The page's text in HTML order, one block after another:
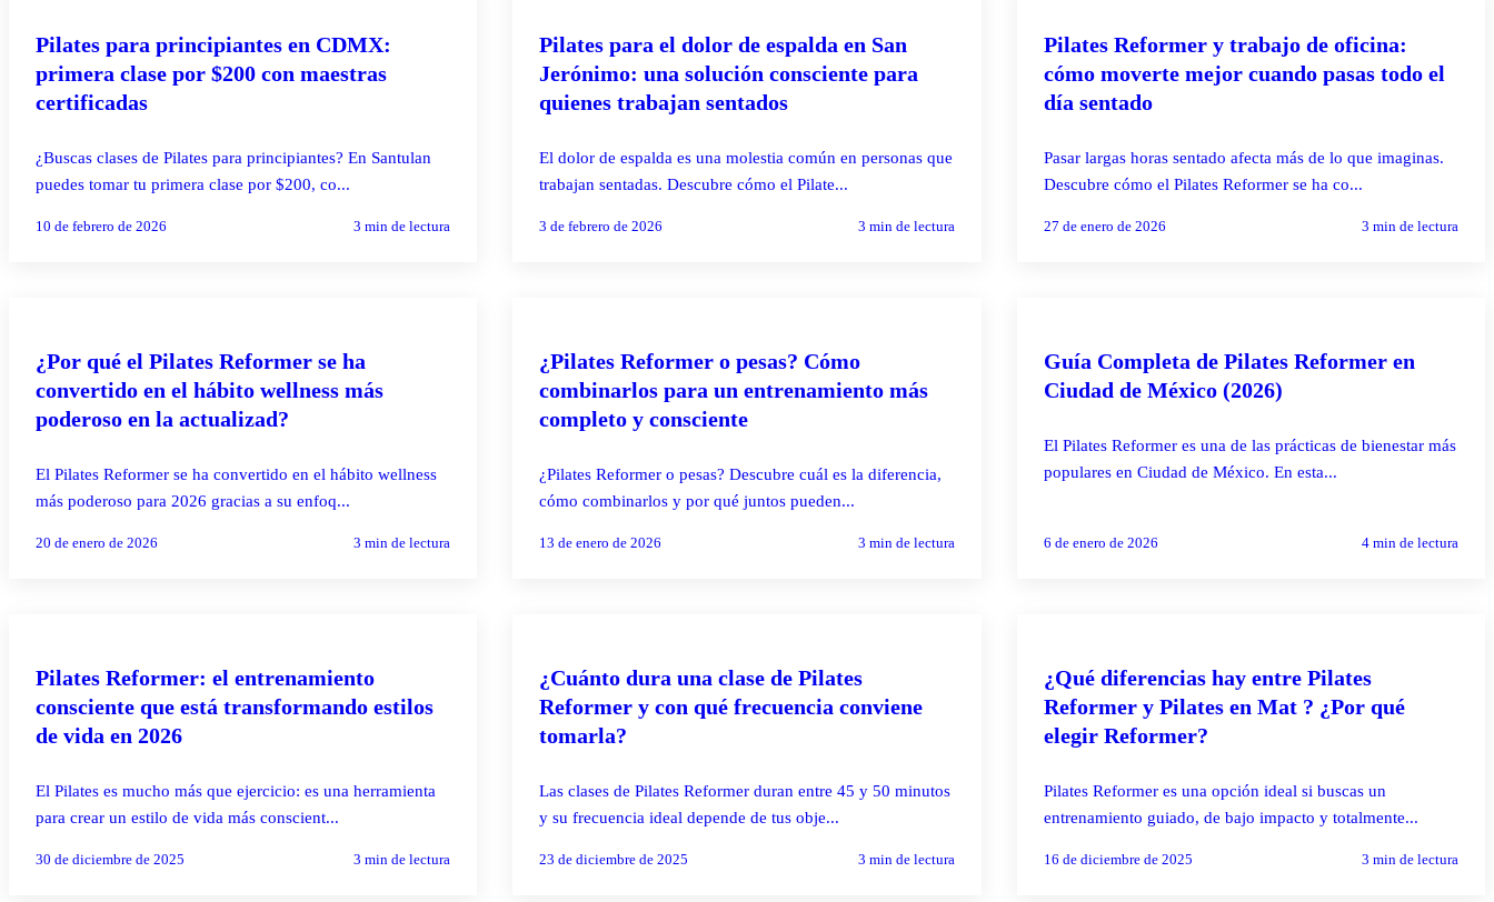
Pilates para principiantes en CDMX:
primera clase por $200 con maestras
certificadas
¿Buscas clases de Pilates para principiantes? En Santulan
puedes tomar tu primera clase por $200, co...
10 de febrero de 2026 3 min de lectura
Pilates para el dolor de espalda en San
Jerónimo: una solución consciente para
quienes trabajan sentados
El dolor de espalda es una molestia común en personas que
trabajan sentadas. Descubre cómo el Pilate...
3 de febrero de 2026 3 min de lectura
Pilates Reformer y trabajo de oficina:
cómo moverte mejor cuando pasas todo el
día sentado
Pasar largas horas sentado afecta más de lo que imaginas.
Descubre cómo el Pilates Reformer se ha co...
27 de enero de 2026 3 min de lectura
¿Por qué el Pilates Reformer se ha
convertido en el hábito wellness más
poderoso en la actualizad?
El Pilates Reformer se ha convertido en el hábito wellness
más poderoso para 2026 gracias a su enfoq...
20 de enero de 2026 3 min de lectura
¿Pilates Reformer o pesas? Cómo
combinarlos para un entrenamiento más
completo y consciente
¿Pilates Reformer o pesas? Descubre cuál es la diferencia,
cómo combinarlos y por qué juntos pueden...
13 de enero de 2026 3 min de lectura
Guía Completa de Pilates Reformer en
Ciudad de México (2026)
El Pilates Reformer es una de las prácticas de bienestar más
populares en Ciudad de México. En esta...
6 de enero de 2026 4min de lectura
Pilates Reformer: el entrenamiento
consciente que está transformando estilos
de vida en 2026
El Pilates es mucho más que ejercicio: es una herramienta
para crear un estilo de vida más conscient...
30 de diciembre de 2025 3 min de lectura
¿Cuánto dura una clase de Pilates
Reformer y con qué frecuencia conviene
tomarla?
Las clases de Pilates Reformer duran entre 45 y 50 minutos
y su frecuencia ideal depende de tus obje...
23 de diciembre de 2025 3 min de lectura
¿Qué diferencias hay entre Pilates
Reformer y Pilates en Mat ? ¿Por qué
elegir Reformer?
Pilates Reformer es una opción ideal si buscas un
entrenamiento guiado, de bajo impacto y totalmente...
16 de diciembre de 2025 3 min de lectura